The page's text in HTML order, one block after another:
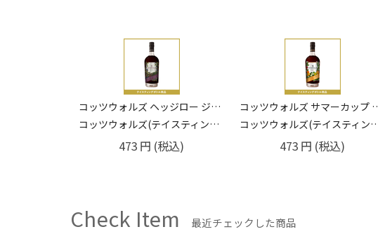
コッツウォルズ サマーカップ 25％ 20ml
コッツウォルズ(テイスティングボトル)
473 円 (税込)
ウルフバーン 10年 46% 20ml
ウルフバーン(テイスティングボトル)
550 円 (税込)
Check Item 最近チェックした商品